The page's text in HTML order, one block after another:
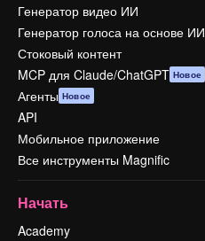
Генератор видео ИИ
Генератор голоса на основе ИИ
Стоковый контент
MCP для Claude/ChatGPT Новое
Агенты Новое
API
Мобильное приложение
Все инструменты Magnific
Начать
Academy